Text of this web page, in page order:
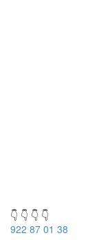
👇 👇 👇 👇
922 87 01 38